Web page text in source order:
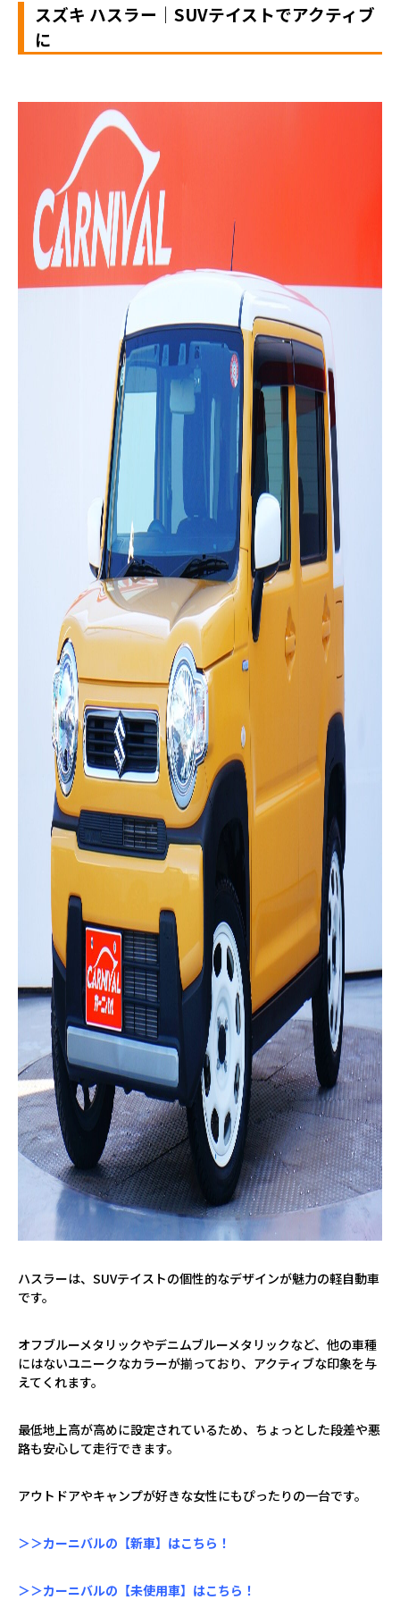
スズキ ハスラー｜SUVテイストでアクティブ
に
ハスラーは、 SUVテイストの個性的なデザインが魅力の軽自動車
です。
オフブルーメタリックやデニムブルーメタリックなど、他の車種
にはないユニークなカラーが揃っており、アクティブな印象を与
えてくれます。
最低地上高が高めに設定されているため、ちょっとした段差や悪
路も安心して走行できます。
アウトドアやキャンプが好きな女性にもぴったりの一台です。
＞＞カーニバルの【新車】はこちら！
＞＞カーニバルの【未使用車】はこちら！